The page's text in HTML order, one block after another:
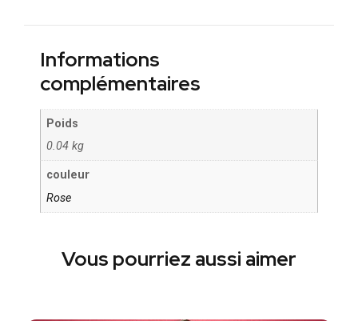
Informations
complémentaires
Poids
0.04 kg
couleur
Rose
Vous pourriez aussi aimer